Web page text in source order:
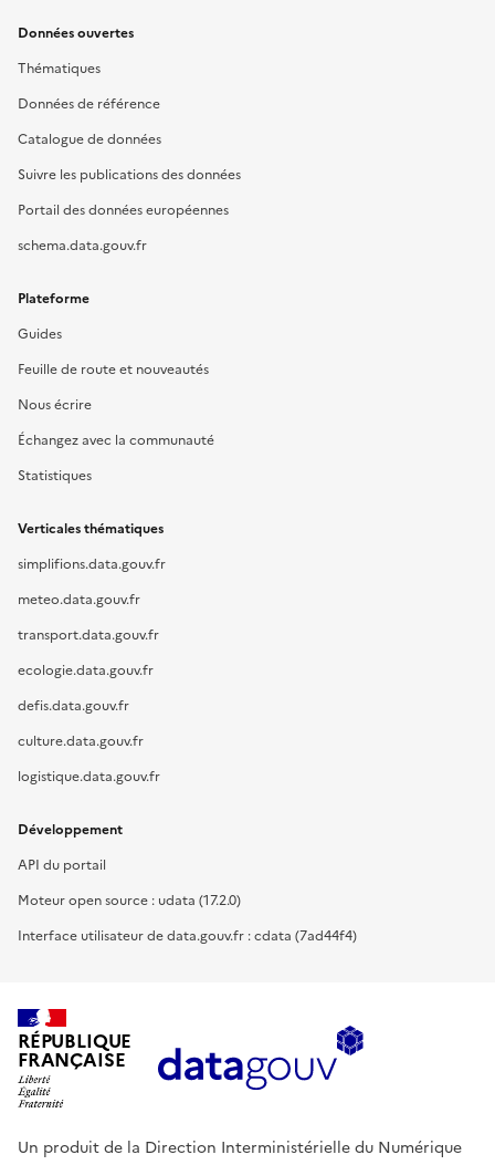
Données ouvertes
Thématiques
Données de référence
Catalogue de données
Suivre les publications des données
Portail des données européennes
schema.data.gouv.fr
Plateforme
Guides
Feuille de route et nouveautés
Nous écrire
Échangez avec la communauté
Statistiques
Verticales thématiques
simplifions.data.gouv.fr
meteo.data.gouv.fr
transport.data.gouv.fr
ecologie.data.gouv.fr
defis.data.gouv.fr
culture.data.gouv.fr
logistique.data.gouv.fr
Développement
API du portail
Moteur open source : udata (17.2.0)
Interface utilisateur de data.gouv.fr : cdata (7ad44f4)
RÉPUBLIQUE
FRANÇAISE
Un produit de la Direction Interministérielle du Numérique